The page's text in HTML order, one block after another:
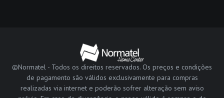
©Normatel - Todos os direitos reservados. Os preços e condições
de pagamento são válidos exclusivamente para compras
realizadas via internet e poderão sofrer alteração sem aviso